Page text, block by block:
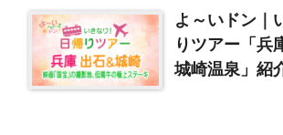
よ～いドン｜
りツアー「兵
城崎温泉」紹